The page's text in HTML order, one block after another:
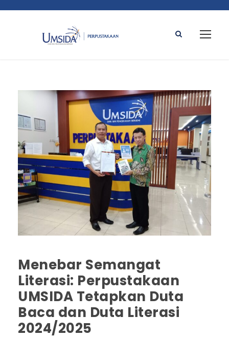
Menebar Semangat
Literasi: Perpustakaan
UMSIDA Tetapkan Duta
Baca dan Duta Literasi
2024/2025